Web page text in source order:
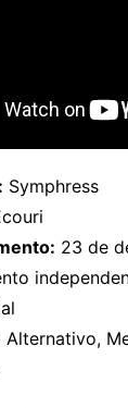
Symphress
23 de
Alternativo,